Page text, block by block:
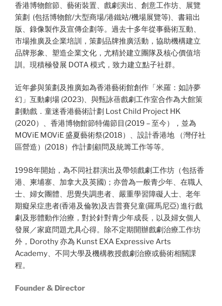
香港博物館節、藝術裝置、戲劇演出、創意工作坊、展覽
策劃 (包括博物館/大型商場/港鐵站/機場展覽等)、書籍出
版、錄像製作及宣傳企劃等。過去十多年從事藝術互動、
市場推廣及企業培訓，策劃品牌推廣活動，協助機構建立
品牌形象、塑造企業文化，尤精於建立團隊及核心價值培
訓。現積極發展 DOTA 模式，致力建立點子社群。
近年參與策劃及推廣如為香港藝術館創作「米羅：如詩夢
幻」互動劇場 (2023)、與甄詠蓓戲劇工作室合作為大館策
劃動戲．童迷香港藝術計劃 Lost Child Project HK
(2020）、香港博物館節特備節目(2019 – 至今），並為
MOViE MOViE 盛夏藝術祭(2018）、設計香港地 （灣仔社
區營造）(2018）作計劃顧問及統籌工作等等。
1998年開始，為不同社群演出及帶領戲劇工作坊（包括香
港、柬埔寨、加拿大及英國)；亦曾為一般青少年、在職人
士、婦女團體、思覺失調患者、嚴重學習障礙人士、老年
期癡呆症患者(香港及倫敦)及吉普賽兒童(羅馬尼亞) 進行戲
劇及形體動作治療，對於針對青少年成長，以及婦女個人
發展／家庭問題尤具心得。除不定期開辦戲劇治療工作坊
外，Dorothy 亦為 Kunst EXA Expressive Arts
Academy、不同大學及機構教授戲劇治療或藝術相關課
程。
Founder & Director